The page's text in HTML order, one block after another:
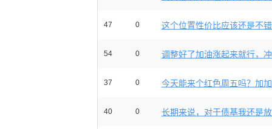
47 0 这个位置性价比应该还是不
54 0 调整好了加油涨起来就行，
37 0 今天能来个红色周五吗？加
40 0 长期来说，对于债基我还是